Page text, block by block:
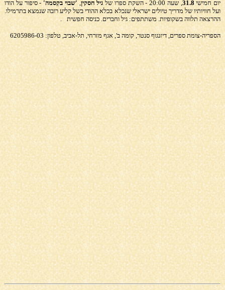
יום חמישי 31.8, שעה 20:00 - השקת ספרו של גיל חסקין,'שבוי בקִסמה' - סיפור על הודו
ועל חוויותיו של מדריך טיולים ישראלי שנכלא בכלא ההודי בשל קליע רובה שנמצא בתרמילו.
ההרצאה תלווה בשקופיות. משתתפים: גיל וחברים. כניסה חפשית .
הספריה-צומת ספרים, דיזנגוףסנטר, קומה ב', אגף מזרחי, תל-אביב, טלפון: 6205986-03